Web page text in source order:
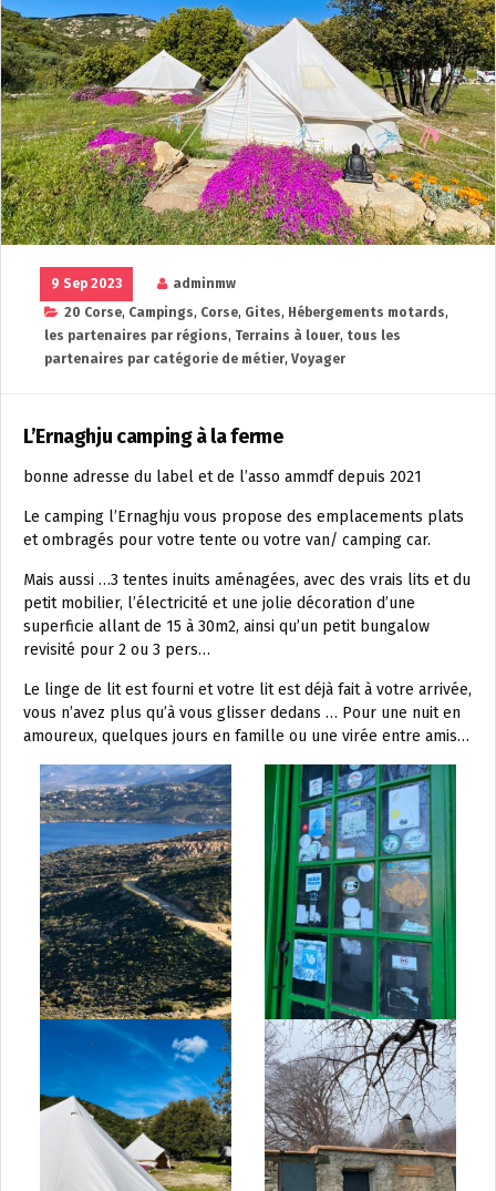
9 Sep 2023
adminmw
20 Corse, Campings, Corse, Gites, Hébergements motards,
les partenaires par régions, Terrains à louer, tous les
partenaires par catégorie de métier, Voyager
L’Ernaghju camping à la ferme
bonne adresse du label et de l’asso ammdf depuis 2021
Le camping l’Ernaghju vous propose des emplacements plats
et ombragés pour votre tente ou votre van/ camping car.
Mais aussi …3 tentes inuits aménagées, avec des vrais lits et du
petit mobilier, l’électricité et une jolie décoration d’une
superficie allant de 15 à 30m2, ainsi qu’un petit bungalow
revisité pour 2 ou 3 pers…
Le linge de lit est fourni et votre lit est déjà fait à votre arrivée,
vous n’avez plus qu’à vous glisser dedans … Pour une nuit en
amoureux, quelques jours en famille ou une virée entre amis…